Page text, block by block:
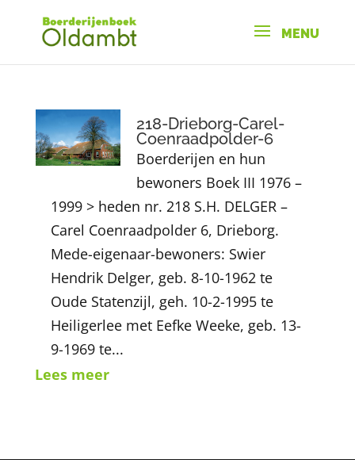
218-Drieborg-Carel-
Coenraadpolder-6
Boerderijen en hun
bewoners Boek III 1976 –
1999 > heden nr. 218 S.H. DELGER –
Carel Coenraadpolder 6, Drieborg.
Mede-eigenaar-bewoners: Swier
Hendrik Delger, geb. 8-10-1962 te
Oude Statenzijl, geh. 10-2-1995 te
Heiligerlee met Eefke Weeke, geb. 13-
9-1969 te...
Lees meer